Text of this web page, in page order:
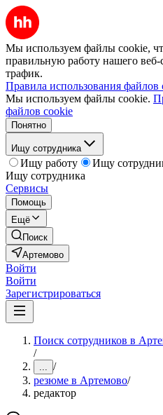
Мы используем файлы cookie,
правильную работу нашего веб-
трафик.
Правила использования файлов
Мы используем файлы cookie.
файлов cookie
Понятно
Ищу сотрудника
Ищу работу
Ищу
Ищу сотрудника
Сервисы
Помощь
Ещё
Поиск
Артемово
Войти
Войти
Зарегистрироваться
Поиск сотрудников в
/
... /
резюме в Артемово/
редактор